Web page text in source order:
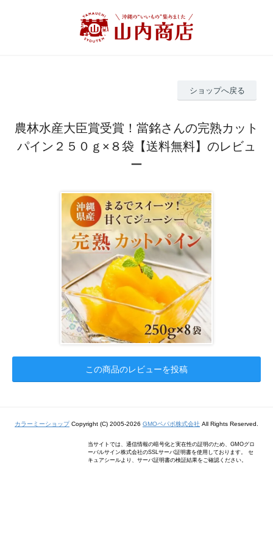
ショップへ戻る
農林水産大臣賞受賞！當銘さんの完熟カット
パイン２５０ｇ×８袋【送料無料】のレビュ
ー
この商品のレビューを投稿
カラーミーショップCopyright (C) 2005-2026 GMOペパボ株式会社 All Rights Reserved.
当サイトでは、通信情報の暗号化と実在性の証明のため、GMOグロ
ーバルサイン株式会社のSSLサーバ証明書を使用しております。 セ
キュアシールより、サーバ証明書の検証結果をご確認ください。